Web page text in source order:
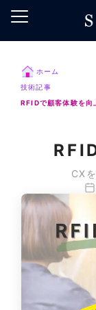
メインコンテンツに
フッターにスキップ
ホーム
技術記事
RFIDで顧客体験を向
CX